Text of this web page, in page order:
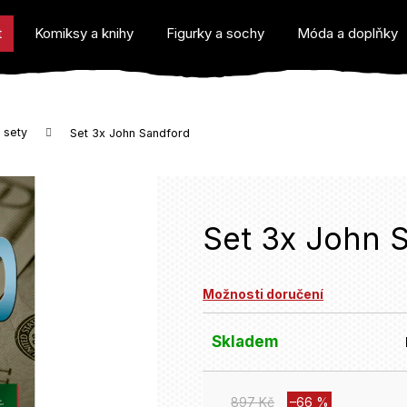
Komiksy a knihy Figurky a sochy Móda a doplňky
sety Set 3x John Sandford
Set 3x John
Možnosti doručení
Skladem
897 Kč –66 %
potřebujete najít?